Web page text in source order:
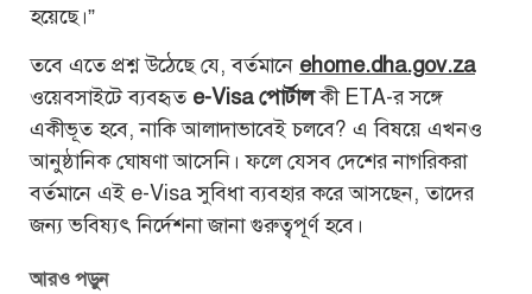
হয়েছে।”
তবে এতে প্রশ্ন উঠেছে যে, বর্তমানে ehome.dha.gov.za
ওয়েবসাইটে ব্যবহৃত e-Visa পোর্টালকী ETA-র সঙ্গে
একীভূত হবে, নাকি আলাদাভাবেই চলবে? এ বিষয়ে এখনও
আনুষ্ঠানিক ঘোষণা আসেনি। ফলে যেসব দেশের নাগরিকরা
বর্তমানে এই e-Visa সুবিধা ব্যবহার করে আসছেন, তাদের
জন্য ভবিষ্যৎ নির্দেশনা জানা গুরুত্বপূর্ণ হবে।
আরও পড়ুন